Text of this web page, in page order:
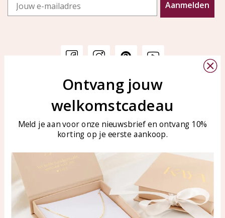
Aanmelden
Veelgestelde vragen
Sieraden onderhouden
KAYA Sieraden
Bellen of WhatsApp Ma-Vr
Tel: 0850003187
WhatsApp: 0850003187
klantenservice@kayasierade
Producten KAYA Sieraden
Ontvang jouw
welkomstcadeau
Meld je aan voor onze nieuwsbrief en ontvang 10%
korting op je eerste aankoop.